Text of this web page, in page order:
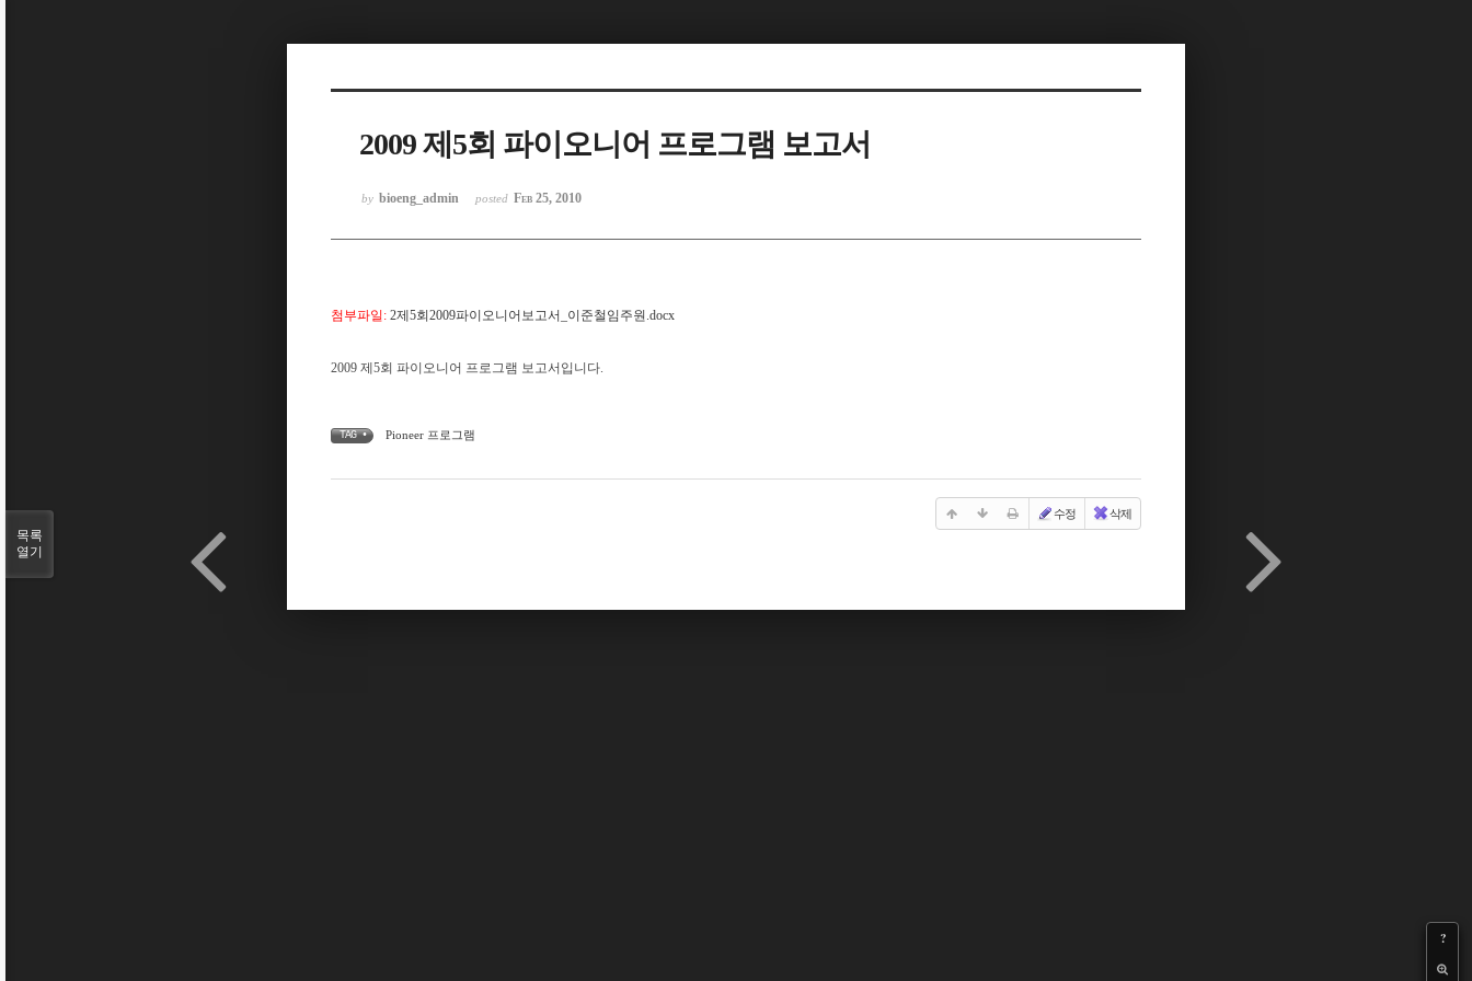
2009 제5회 파이오니어 프로그램 보고서
by bioeng_admin posted Feb 25, 2010
?
첨부파일: 2제5회2009파이오니어보고서_이준철임주원.docx
2009 제5회 파이오니어 프로그램 보고서입니다.
TAG • Pioneer 프로그램
수정 삭제
목록
열기
Sketchbook5, 스케치북5
Sketchbook5, 스케치북5